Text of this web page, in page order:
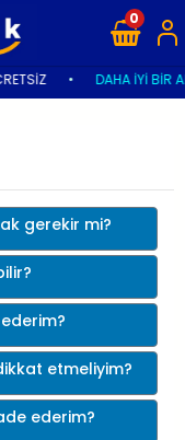
• DAHA İYİ BİR
0
gerekir mi?
etmeliyim?
ederim?